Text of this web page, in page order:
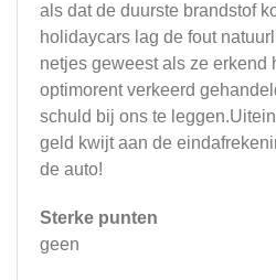
als dat de duurste brandstof
holidaycars lag de fout
netjes geweest als ze erkend
optimorent verkeerd
schuld bij ons te
geld kwijt aan de
de auto!
Sterke punten
geen